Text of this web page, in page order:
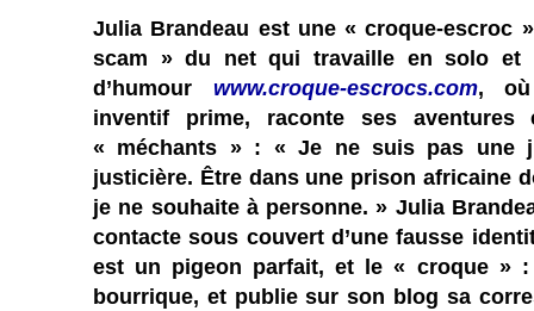
Julia Brandeau est une « croque-escroc
scam » du net qui travaille en solo
d’humour www.croque-escrocs.com, où
inventif prime, raconte ses
« méchants » : « Je ne suis pas une
justicière. Être dans une prison africaine
je ne souhaite à personne. » Julia
contacte sous couvert d’une fausse
est un pigeon parfait, et le « croque »
bourrique, et publie sur son blog sa